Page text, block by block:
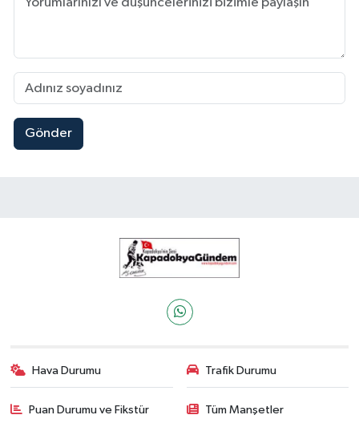
Gönder
Hava Durumu Trafik Durumu
Puan Durumu ve Fikstür Tüm Manşetler